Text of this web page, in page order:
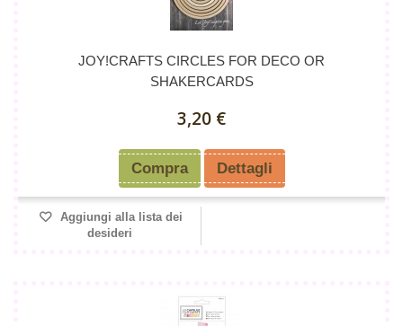
JOY!CRAFTS CIRCLES FOR DECO OR
SHAKERCARDS
3,20 €
Compra Dettagli
Aggiungi alla lista dei
desideri